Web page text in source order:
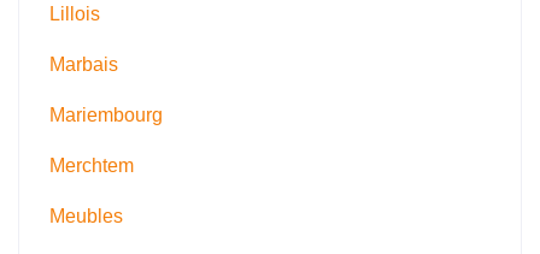
Lillois
Marbais
Mariembourg
Merchtem
Meubles